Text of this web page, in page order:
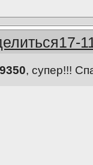
17-
, супер!!!